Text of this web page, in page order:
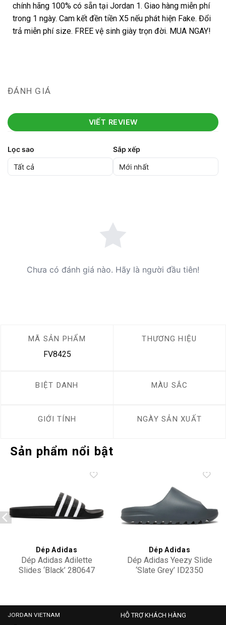
chính hãng 100% có sẵn tại Jordan 1. Giao hàng miễn phí
trong 1 ngày. Cam kết đền tiền X5 nếu phát hiện Fake. Đổi
trả miễn phí size. FREE vệ sinh giày trọn đời. MUA NGAY!
ĐÁNH GIÁ
VIẾT REVIEW
Lọc sao Sắp xếp
Chưa có đánh giá nào. Hãy là người đầu tiên!
MÃ SẢN PHẨM
FV8425
THƯƠNG HIỆU
BIỆT DANH MÀU SẮC
GIỚI TÍNH NGÀY SẢN XUẤT
Sản phẩm nổi bật
Add to
wishlist
Dép Adidas
Dép Adidas Adilette
Slides ‘Black’ 280647
Add to
Dép Adidas
Dép Adidas Yeezy Slide
‘Slate Grey’ ID2350
JORDAN VIETNAM HỖ TRỢ KHÁCH HÀNG